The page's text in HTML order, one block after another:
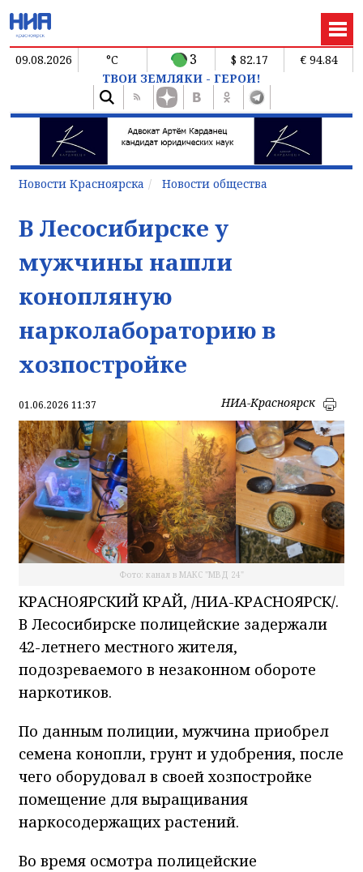
09.08.2026 °C 3 $ 82.17
€ 94.84
ТВОИ ЗЕМЛЯКИ - ГЕРОИ!
Новости Красноярска Новости общества
В Лесосибирске у
мужчины нашли
конопляную
нарколабораторию в
хозпостройке
01.06.2026 11:37 НИА-Красноярск
Фото: канал в МАКС "МВД 24"
КРАСНОЯРСКИЙ КРАЙ, /НИА-КРАСНОЯРСК/.
В Лесосибирске полицейские задержали
42-летнего местного жителя,
подозреваемого в незаконном обороте
наркотиков.
По данным полиции, мужчина приобрел
семена конопли, грунт и удобрения, после
чего оборудовал в своей хозпостройке
помещение для выращивания
наркосодержащих растений.
Во время осмотра полицейские